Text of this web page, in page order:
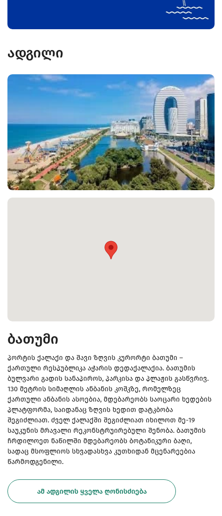
ადგილი
ბათუმი
პორტის ქალაქი და შავი ზღვის კურორტი ბათუმი –
ქართული რესპუბლიკა აჭარის დედაქალაქია. ბათუმის
ბულვარი გადის სანაპიროს, პარკისა და პლაჟის გასწვრივ.
130 მეტრის სიმაღლის ანბანის კოშკზე, რომელზეც
ქართული ანბანის ასოებია, მდებარეობს საოცარი ხედების
პლატფორმა, საიდანაც ზღვის ხედით დატკბობა
შეგიძლიათ. ძველ ქალაქში შეგიძლიათ იხილოთ მე-19
საუკუნის მრავალი რეკონსტრუირებული შენობა. ბათუმის
ჩრდილოეთ ნაწილში მდებარეობს ბოტანიკური ბაღი,
სადაც მსოფლიოს სხვადასხვა კუთხიდან მცენარეებია
წარმოდგენილი.
ᲐᲛ ᲐᲓᲒᲘᲚᲘᲡ ᲧᲕᲔᲚᲐ ᲦᲝᲜᲘᲡᲫᲘᲔᲑᲐ